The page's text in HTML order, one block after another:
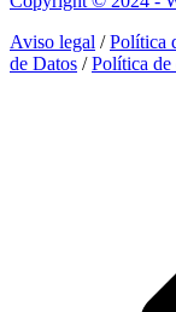
new
new
new
Aviso legal /Política
de Datos /Política de